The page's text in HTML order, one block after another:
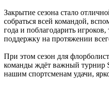
Закрытие сезона стало
собраться всей командой,
года и поблагодарить игроков,
поддержку на протяжении
При этом сезон для
команды ждёт важный турнир
нашим спортсменам удачи,